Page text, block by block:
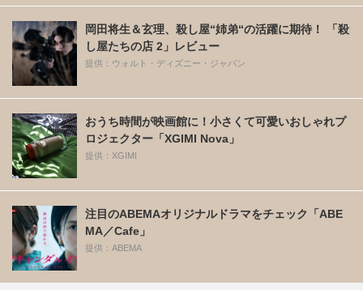
岡田将生＆玄理、殺し屋“姉弟“の活躍に期待！ 「殺
し屋たちの店 2」レビュー
提供：ウォルト・ディズニー・ジャパン
おうち時間が映画館に！小さくて可愛いおしゃれプ
ロジェクター「XGIMI Nova」
提供：XGIMI
注目のABEMAオリジナルドラマをチェック「ABE
MA／Cafe」
提供：ABEMA